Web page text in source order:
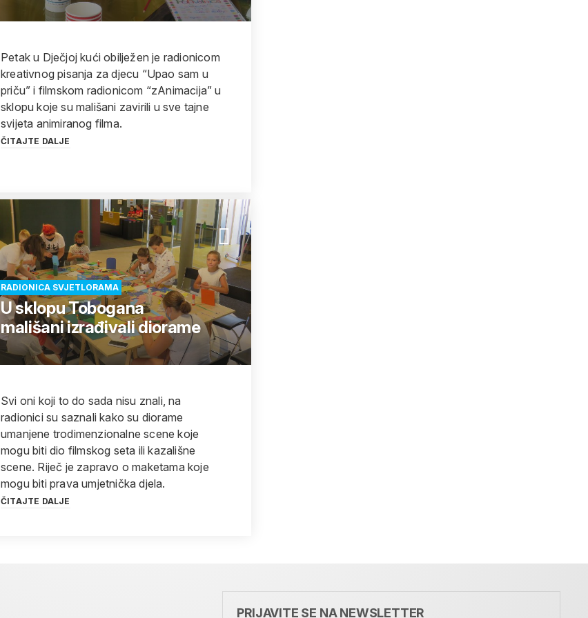
Petak u Dječjoj kući obilježen je radionicom
kreativnog pisanja za djecu “Upao sam u
priču” i filmskom radionicom “zAnimacija” u
sklopu koje su mališani zavirili u sve tajne
svijeta animiranog filma.
ČITAJTE DALJE
RADIONICA SVJETLORAMA
U sklopu Tobogana
mališani izrađivali diorame
Svi oni koji to do sada nisu znali, na
radionici su saznali kako su diorame
umanjene trodimenzionalne scene koje
mogu biti dio filmskog seta ili kazališne
scene. Riječ je zapravo o maketama koje
mogu biti prava umjetnička djela.
ČITAJTE DALJE
PRIJAVITE SE NA NEWSLETTER